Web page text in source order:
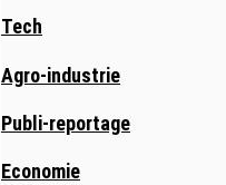
Tech
Agro-industrie
Publi-reportage
Economie